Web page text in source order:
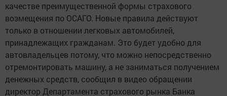
качестве преимущественной формы страхового
возмещения по ОСАГО. Новые правила действуют
только в отношении легковых автомобилей,
принадлежащих гражданам. Это будет удобно для
автовладельцев потому, что можно непосредственно
отремонтировать машину, а не заниматься получением
денежных средств, сообщил в видео обращении
директор Департамента страхового рынка Банка